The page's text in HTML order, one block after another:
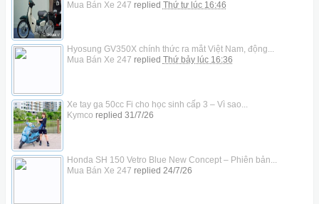
Mua Bán Xe 247 replied Thứ tư lúc 16:46
Hyosung GV350X chính thức ra mắt Việt Nam, động...
Mua Bán Xe 247 replied Thứ bảy lúc 16:36
Xe tay ga 50cc Fi cho học sinh cấp 3 – Vì sao...
Kymco replied 31/7/26
Honda SH 150 Vetro Blue New Concept – Phiên bản...
Mua Bán Xe 247 replied 24/7/26